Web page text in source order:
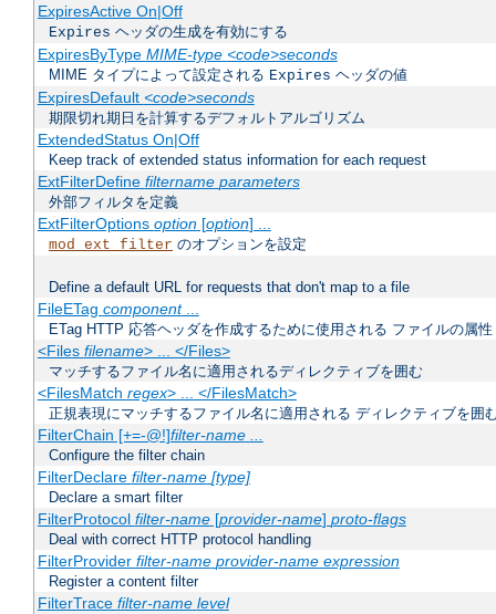
ExpiresActive On|Off
Expires ヘッダの生成を有効にする
ExpiresByType MIME-type <code>seconds
MIME タイプによって設定される Expires ヘッダの値
ExpiresDefault <code>seconds
期限切れ期日を計算するデフォルトアルゴリズム
ExtendedStatus On|Off
Keep track of extended status information for each request
ExtFilterDefine filtername parameters
外部フィルタを定義
ExtFilterOptions option[option] ...
mod_ext_filter のオプションを設定
Define a default URL for requests that don't map to a file
FileETag component...
ETag HTTP 応答ヘッダを作成するために使用される ファイルの属性
<Files filename> ... </Files>
マッチするファイル名に適用されるディレクティブを囲む
<FilesMatch regex> ... </FilesMatch>
正規表現にマッチするファイル名に適用される ディレクティブを囲
FilterChain [+=-@!]filter-name ...
Configure the filter chain
FilterDeclare filter-name [type]
Declare a smart filter
FilterProtocol filter-name[provider-name] proto-flags
Deal with correct HTTP protocol handling
FilterProvider filter-name provider-name expression
Register a content filter
FilterTrace filter-name level